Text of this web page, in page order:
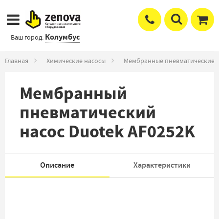
Ваш город: Колумбус
Главная Химические насосы Мембранные пневматические
Мембранный
пневматический
насос Duotek AF0252K
Описание Характеристики